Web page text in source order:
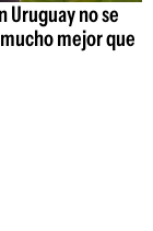
Uruguay no se
mejor que